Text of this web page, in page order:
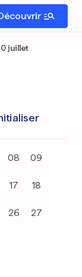
juillet
08 09
17 18
26 27